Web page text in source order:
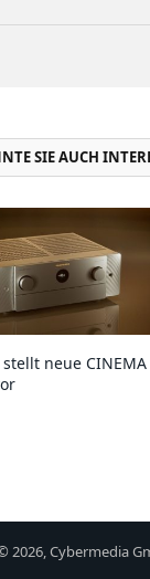
SIE AUCH
neue CINEMA
2026, Cybermedia